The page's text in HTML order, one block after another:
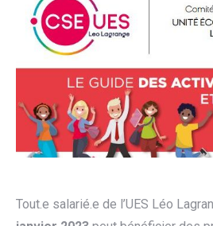
Tout.e salarié.e de l’UES Léo